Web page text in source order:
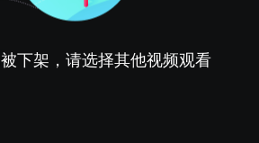
下架，请选择其他视频观看